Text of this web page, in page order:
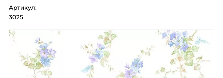
Артикул:
3025